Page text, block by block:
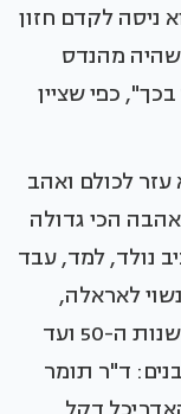
ניסה לקדם חזון
מהנדס
כפי שציין
לכולם ואהב
הכי גדולה
נולד, למד, עבד
לאראלה,
אדריכלית ושותפתו לעבודה, מאמצע שנות ה-50 ועד
שני בנים: ד"ר תומר